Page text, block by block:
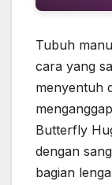
Tubuh
cara yang
menyentuh
Butterfly
dengan
bagian